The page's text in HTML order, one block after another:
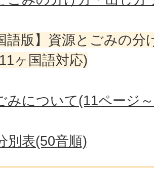
語版】資源とごみの
ヶ国語対応)
みについて(11ページ
別表(50音順)